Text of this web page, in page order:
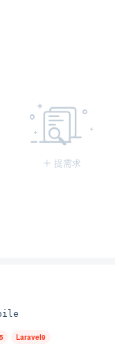
提需求
Laravel9